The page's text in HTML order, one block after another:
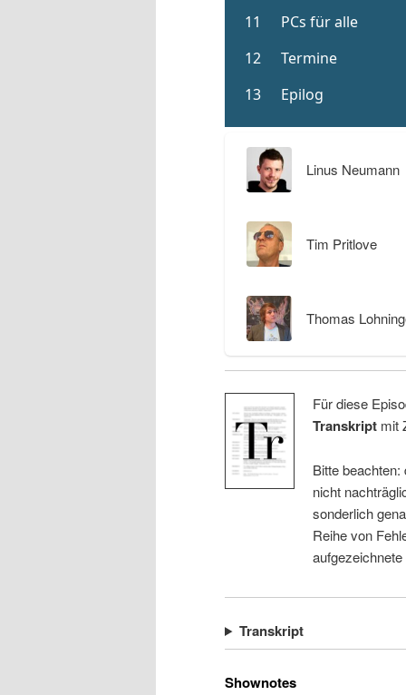
Linus Neumann
Tim Pritlove
Thomas
Für diese
Transkriptmit
Bitte
nicht
sonderlich
Reihe von
Transkript
Shownotes